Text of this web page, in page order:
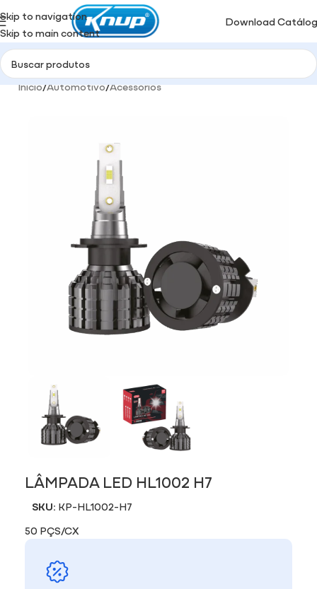
Skip to navigation
Skip to main content
Download
Início/Automotivo/Acessórios
LÂMPADA LED HL1002 H7
SKU: KP-HL1002-H7
50 PÇS/CX